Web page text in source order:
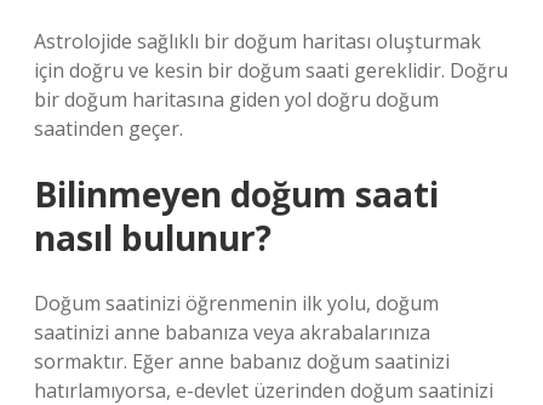
Astrolojide sağlıklı bir doğum haritası oluşturmak
için doğru ve kesin bir doğum saati gereklidir. Doğru
bir doğum haritasına giden yol doğru doğum
saatinden geçer.
Bilinmeyen doğum saati
nasıl bulunur?
Doğum saatinizi öğrenmenin ilk yolu, doğum
saatinizi anne babanıza veya akrabalarınıza
sormaktır. Eğer anne babanız doğum saatinizi
hatırlamıyorsa, e-devlet üzerinden doğum saatinizi